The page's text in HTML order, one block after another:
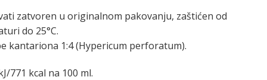
zatvoren u originalnom pakovanju, zaštićen od
do 25°C.
kantariona 1:4 (Hypericum perforatum).
771 kcal na 100 ml.